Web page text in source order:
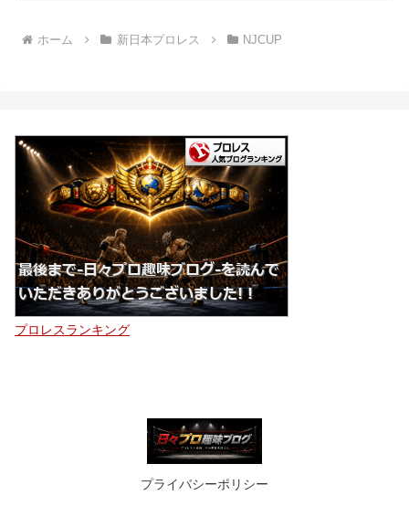
ホーム 新日本プロレス NJCUP
プロレスランキング
プライバシーポリシー